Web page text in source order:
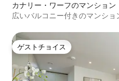
カナリー・ワーフのマンション
広いバルコニー付きのマンショ
ゲストチョイス
ゲストチョイス